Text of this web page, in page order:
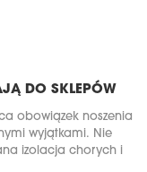
DO SKLEPÓW
obowiązek noszenia
wyjątkami. Nie
izolacja chorych i